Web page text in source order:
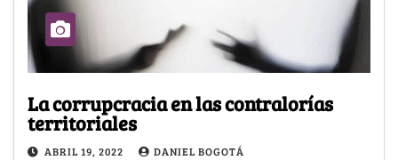
La corrupcracia en las contralorías
territoriales
ABRIL 19, 2022 DANIEL BOGOTÁ